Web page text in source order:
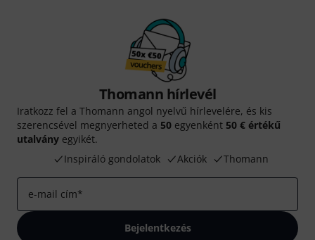
Thomann hírlevél
Iratkozz fel a Thomann angol nyelvű hírlevelére, és kis
szerencsével megnyerheted a 50 egyenként 50 € értékű
utalvány egyikét.
Inspiráló gondolatok
Akciók Thomann
e-mail cím*
Bejelentkezés